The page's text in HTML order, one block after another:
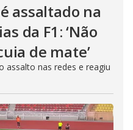
assaltado na
da F1: ‘Não
de mate’
assalto nas redes e reagiu